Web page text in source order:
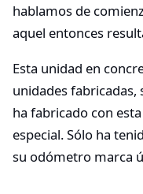
hablamos de
aquel entonces
Esta unidad en
unidades fabricadas,
ha fabricado con
especial. Sólo ha
su odómetro marca